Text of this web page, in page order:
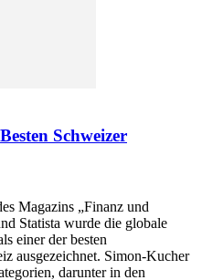
Schweizer
Magazins „Finanz und
Statista wurde die globale
einer der besten
ausgezeichnet. Simon-Kucher
darunter in den